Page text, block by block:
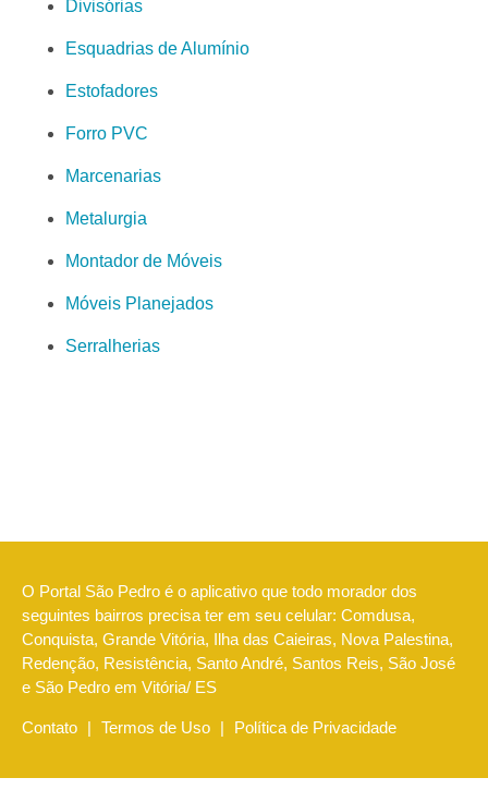
Divisórias
Esquadrias de Alumínio
Estofadores
Forro PVC
Marcenarias
Metalurgia
Montador de Móveis
Móveis Planejados
Serralherias
O Portal São Pedro é o aplicativo que todo morador dos
seguintes bairros precisa ter em seu celular: Comdusa,
Conquista, Grande Vitória, Ilha das Caieiras, Nova Palestina,
Redenção, Resistência, Santo André, Santos Reis, São José
e São Pedro em Vitória/ ES
Contato | Termos de Uso | Política de Privacidade